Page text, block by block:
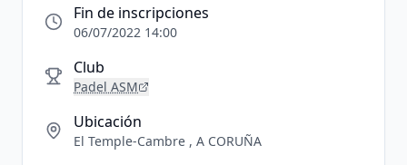
Fin de inscripciones
06/07/2022 14:00
Club
Padel ASM
Ubicación
El Temple-Cambre , A CORUÑA